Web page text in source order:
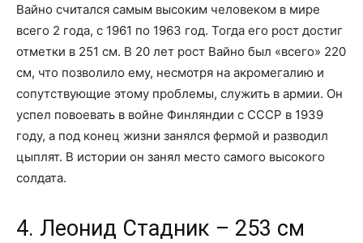
Вайно считался самым высоким человеком в мире
всего 2 года, с 1961 по 1963 год. Тогда его рост достиг
отметки в 251 см. В 20 лет рост Вайно был «всего» 220
см, что позволило ему, несмотря на акромегалию и
сопутствующие этому проблемы, служить в армии. Он
успел повоевать в войне Финляндии с СССР в 1939
году, а под конец жизни занялся фермой и разводил
цыплят. В истории он занял место самого высокого
солдата.
4. Леонид Стадник – 253 см